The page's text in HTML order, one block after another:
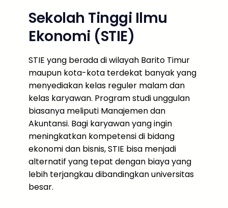
Sekolah Tinggi Ilmu
Ekonomi (STIE)
STIE yang berada di wilayah Barito Timur
maupun kota-kota terdekat banyak yang
menyediakan kelas reguler malam dan
kelas karyawan. Program studi unggulan
biasanya meliputi Manajemen dan
Akuntansi. Bagi karyawan yang ingin
meningkatkan kompetensi di bidang
ekonomi dan bisnis, STIE bisa menjadi
alternatif yang tepat dengan biaya yang
lebih terjangkau dibandingkan universitas
besar.